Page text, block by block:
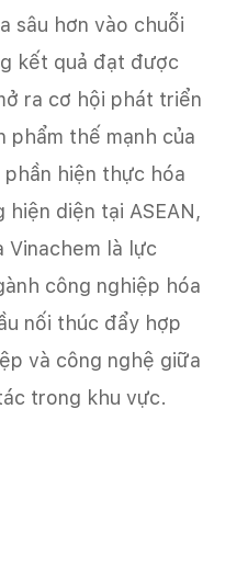
sâu hơn vào chuỗi
kết quả đạt được
ra cơ hội phát triển
phẩm thế mạnh của
hiện thực hóa
diện tại ASEAN,
Vinachem là lực
công nghiệp hóa
nối thúc đẩy hợp
và công nghệ giữa
trong khu vực.